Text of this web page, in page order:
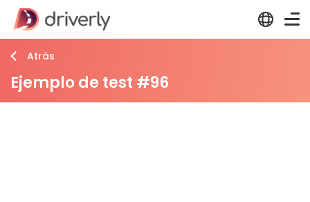
Atrás
Ejemplo de test #96